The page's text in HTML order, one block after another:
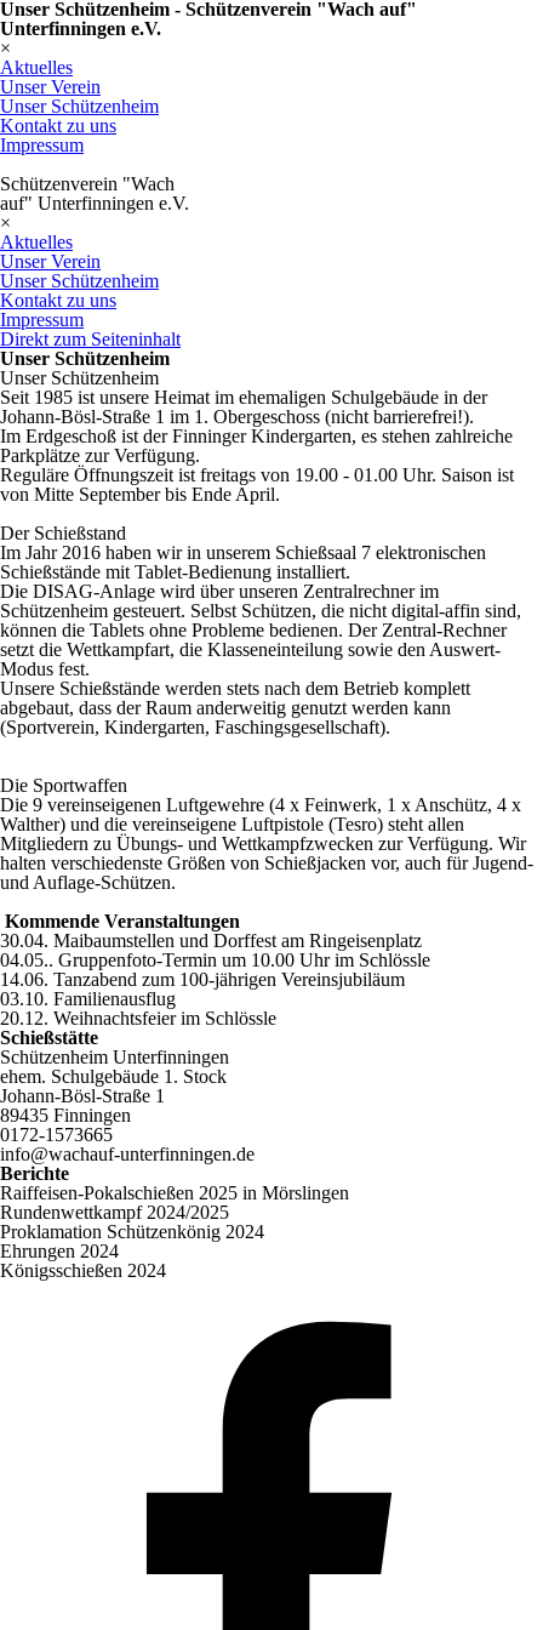
Unser Schützenheim - Schützenverein "Wach auf"
Unterfinningen e.V.
×
Aktuelles
Unser Verein
Unser Schützenheim
Kontakt zu uns
Impressum
Schützenverein "Wach
auf" Unterfinningen e.V.
×
Aktuelles
Unser Verein
Unser Schützenheim
Kontakt zu uns
Impressum
Direkt zum Seiteninhalt
Unser Schützenheim
Unser Schützenheim
Seit 1985 ist unsere Heimat im ehemaligen Schulgebäude in der
Johann-Bösl-Straße 1 im 1. Obergeschoss (nicht barrierefrei!).
Im Erdgeschoß ist der Finninger Kindergarten, es stehen zahlreiche
Parkplätze zur Verfügung.
Reguläre Öffnungszeit ist freitags von 19.00 - 01.00 Uhr. Saison ist
von Mitte September bis Ende April.
Der Schießstand
Im Jahr 2016 haben wir in unserem Schießsaal 7 elektronischen
Schießstände mit Tablet-Bedienung installiert.
Die DISAG-Anlage wird über unseren Zentralrechner im
Schützenheim gesteuert. Selbst Schützen, die nicht digital-affin sind,
können die Tablets ohne Probleme bedienen. Der Zentral-Rechner
setzt die Wettkampfart, die Klasseneinteilung sowie den Auswert-
Modus fest.
Unsere Schießstände werden stets nach dem Betrieb komplett
abgebaut, dass der Raum anderweitig genutzt werden kann
(Sportverein, Kindergarten, Faschingsgesellschaft).
Die Sportwaffen
Die 9 vereinseigenen Luftgewehre (4 x Feinwerk, 1 x Anschütz, 4 x
Walther) und die vereinseigene Luftpistole (Tesro) steht allen
Mitgliedern zu Übungs- und Wettkampfzwecken zur Verfügung. Wir
halten verschiedenste Größen von Schießjacken vor, auch für Jugend-
und Auflage-Schützen.
Kommende Veranstaltungen
30.04. Maibaumstellen und Dorffest am Ringeisenplatz
04.05.. Gruppenfoto-Termin um 10.00 Uhr im Schlössle
14.06. Tanzabend zum 100-jährigen Vereinsjubiläum
03.10. Familienausflug
20.12. Weihnachtsfeier im Schlössle
Schießstätte
Schützenheim Unterfinningen
ehem. Schulgebäude 1. Stock
Johann-Bösl-Straße 1
89435 Finningen
0172-1573665
info@wachauf-unterfinningen.de
Berichte
Raiffeisen-Pokalschießen 2025 in Mörslingen
Rundenwettkampf 2024/2025
Proklamation Schützenkönig 2024
Ehrungen 2024
Königsschießen 2024